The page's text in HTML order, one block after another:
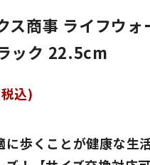
に歩くことが健康な生
ス商事 ライフウ
ック 22.5cm
込)